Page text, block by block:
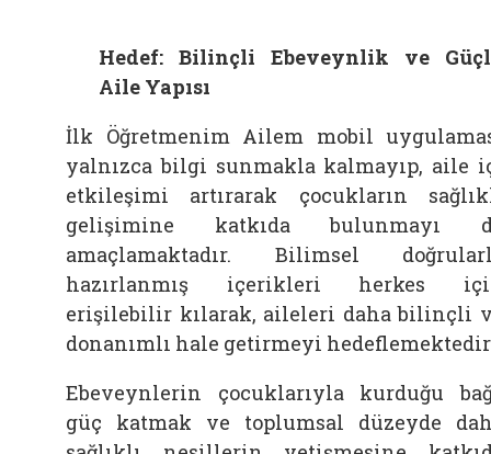
Hedef: Bilinçli Ebeveynlik ve
Aile Yapısı
İlk Öğretmenim Ailem mobil
yalnızca bilgi sunmakla kalmayıp, aile
etkileşimi artırarak çocukların
gelişimine katkıda bulunmayı
amaçlamaktadır. Bilimsel
hazırlanmış içerikleri herkes
erişilebilir kılarak, aileleri daha bilinçli
donanımlı hale getirmeyi
Ebeveynlerin çocuklarıyla kurduğu
güç katmak ve toplumsal düzeyde